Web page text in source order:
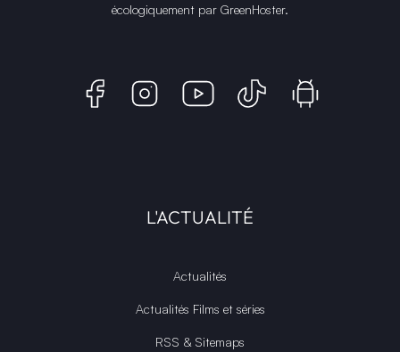
écologiquement par GreenHoster.
L'ACTUALITÉ
Actualités
Actualités Films et séries
RSS & Sitemaps